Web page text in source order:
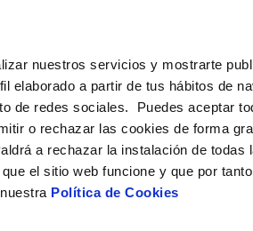
nuestros servicios y mostrarte
elaborado a partir de tus hábitos de
de redes sociales. Puedes aceptar
o rechazar las cookies de forma
a rechazar la instalación de todas
el sitio web funcione y que por
Política de Cookies
MODIFICACIÓ DE DADES
Actualitzar dades
Actualitzar dades de
COMPROMÍS DE SERVEI
Customer Counsel (Defensa del
Normativa del servei
La Teva Aigua
CUIDEM L'AIGUA
Consells d'estalvi
Dipòsits comunitaris
Coneix-nos El